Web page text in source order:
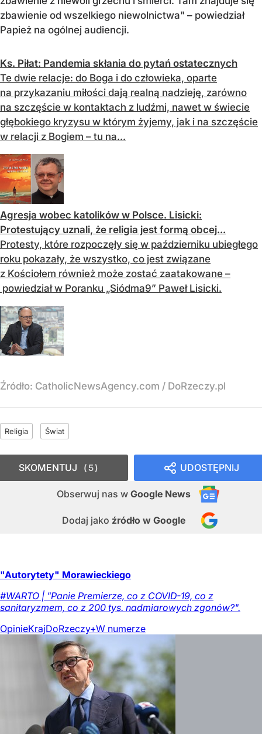
zbawienie od wszelkiego niewolnictwa" – powiedział
Papież na ogólnej audiencji.
Ks. Piłat: Pandemia skłania do pytań ostatecznych
Te dwie relacje: do Boga i do człowieka, oparte
na przykazaniu miłości dają realną nadzieję, zarówno
na szczęście w kontaktach z ludźmi, nawet w świecie
głębokiego kryzysu w którym żyjemy, jak i na szczęście
w relacji z Bogiem – tu na...
Agresja wobec katolików w Polsce. Lisicki:
Protestujący uznali, że religia jest formą obcej...
Protesty, które rozpoczęły się w październiku ubiegłego
roku pokazały, że wszystko, co jest związane
z Kościołem również może zostać zaatakowane –
powiedział w Poranku „Siódma9” Paweł Lisicki.
Źródło: CatholicNewsAgency.com / DoRzeczy.pl
Religia Świat
UDOSTĘPNIJ
Obserwuj nas w Google News
Dodaj jako źródło w Google
SKOMENTUJ 5
"Autorytety" Morawieckiego
#WARTO | "Panie Premierze, co z COVID-19, co z
sanitaryzmem, co z 200 tys. nadmiarowych zgonów?".
OpinieKrajDoRzeczy+W numerze